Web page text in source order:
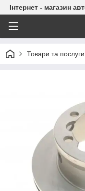
Інтернет - магазин
Товари та послуги